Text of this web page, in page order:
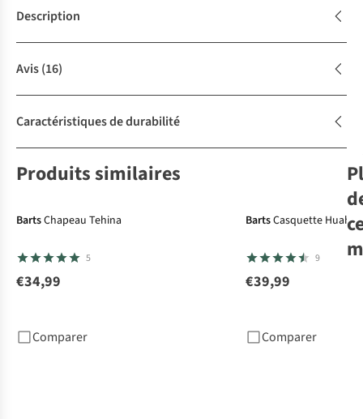
Description
Avis(16)
Caractéristiques de durabilité
Produits similaires
BartsChapeau Tehina
5
€34,99
Comparer
BartsCasquette
9
€39,99
Comparer